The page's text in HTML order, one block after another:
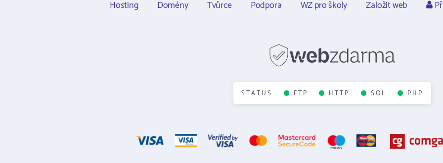
Hosting Domény Tvůrce Podpora WZ pro školy Založit web
STATUS FTP HTTP SQL PHP